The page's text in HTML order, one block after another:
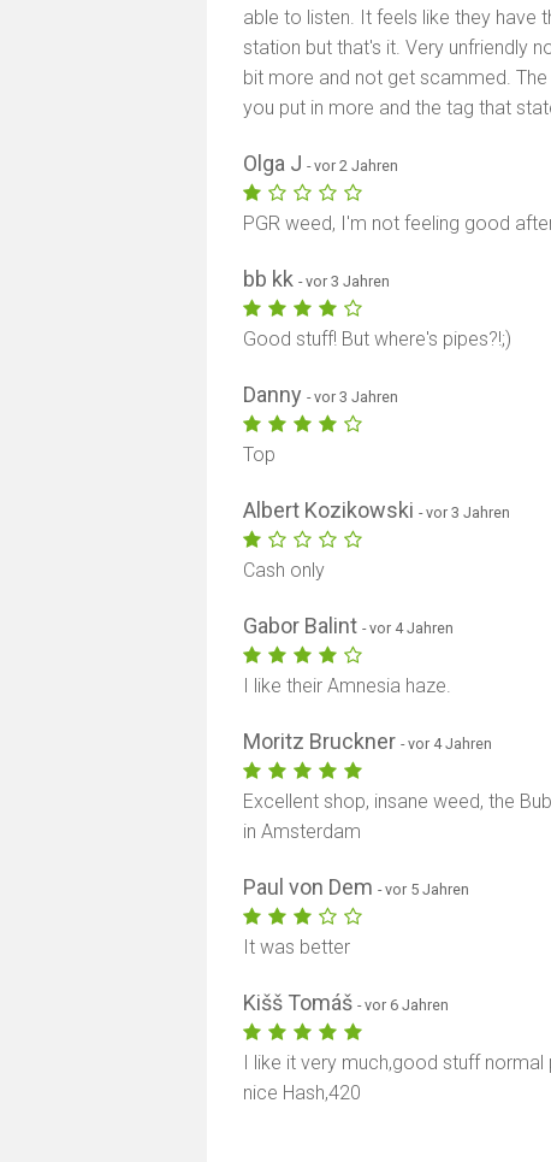
able to listen. It feels like they have
station but that's it. Very unfriendly
bit more and not get scammed.
you put in more and the tag that
Olga J- vor 2 Jahren
PGR weed, I'm not feeling good
bb kk- vor 3 Jahren
Good stuff! But where's pipes?!;)
Danny- vor 3 Jahren
Top
Albert Kozikowski- vor 3 Jahren
Cash only
Gabor Balint- vor 4 Jahren
I like their Amnesia haze.
Moritz Bruckner- vor 4 Jahren
Excellent shop, insane weed, the
in Amsterdam
Paul von Dem- vor 5 Jahren
It was better
Kišš Tomáš- vor 6 Jahren
I like it very much,good stuff
nice Hash,420